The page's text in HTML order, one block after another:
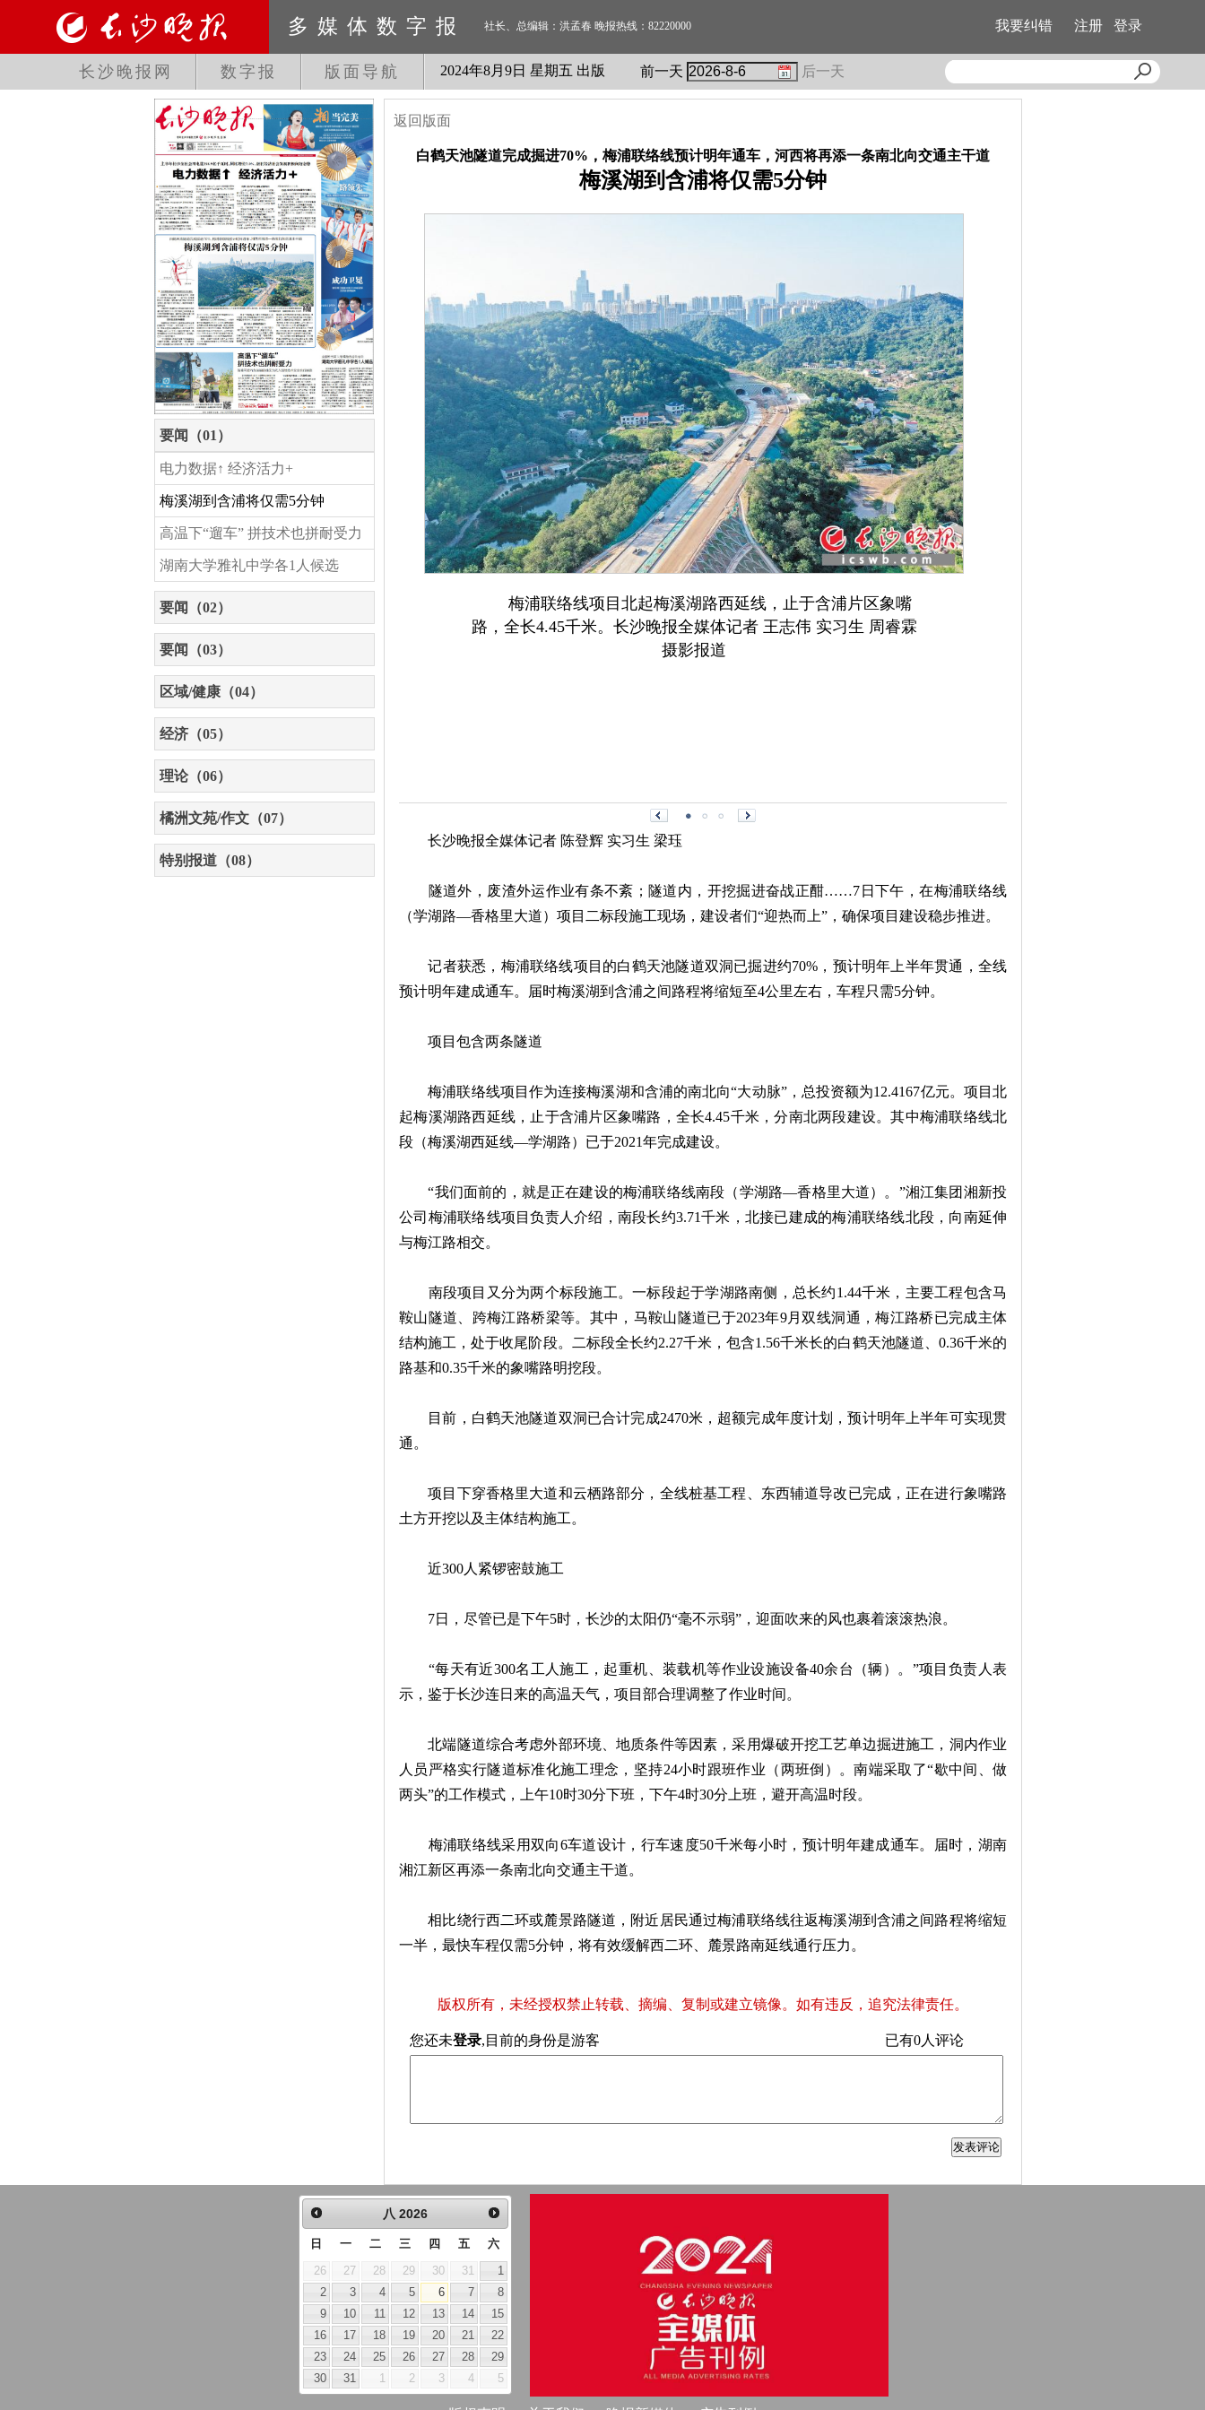
多媒体数字报 社长、总编辑：洪孟春 晚报热线：82220000 我要纠错 注册 登录
长沙晚报网 数字报 版面导航 2024年8月 9日 星期五 出版 前一天 后一天
要闻（01）
电力数据↑ 经济活力+
梅溪湖到含浦将仅需5分钟
高温下“遛车” 拼技术也拼耐受力
湖南大学雅礼中学各1人候选
要闻（02）
要闻（03）
区域/健康（04）
经济（05）
理论（06）
橘洲文苑/作文（07）
特别报道（08）
返回版面
白鹤天池隧道完成掘进70%，梅浦联络线预计明年通车，河西将再添一条南北向交通主干道
梅溪湖到含浦将仅需5分钟
梅浦联络线项目北起梅溪湖路西延线，止于含浦片区象嘴
路，全长4.45千米。长沙晚报全媒体记者 王志伟 实习生 周睿霖
摄影报道
长沙晚报全媒体记者 陈登辉 实习生 梁珏
隧道外，废渣外运作业有条不紊；隧道内，开挖掘进奋战正酣……7日下午，在梅浦联络线
（学湖路—香格里大道）项目二标段施工现场，建设者们“迎热而上”，确保项目建设稳步推进。
记者获悉，梅浦联络线项目的白鹤天池隧道双洞已掘进约70%，预计明年上半年贯通，全线
预计明年建成通车。届时梅溪湖到含浦之间路程将缩短至4公里左右，车程只需5分钟。
项目包含两条隧道
梅浦联络线项目作为连接梅溪湖和含浦的南北向“大动脉”，总投资额为12.4167亿元。项目北
起梅溪湖路西延线，止于含浦片区象嘴路，全长4.45千米，分南北两段建设。其中梅浦联络线北
段（梅溪湖西延线—学湖路）已于2021年完成建设。
“我们面前的，就是正在建设的梅浦联络线南段（学湖路—香格里大道）。”湘江集团湘新投
公司梅浦联络线项目负责人介绍，南段长约3.71千米，北接已建成的梅浦联络线北段，向南延伸
与梅江路相交。
南段项目又分为两个标段施工。一标段起于学湖路南侧，总长约1.44千米，主要工程包含马
鞍山隧道、跨梅江路桥梁等。其中，马鞍山隧道已于2023年9月双线洞通，梅江路桥已完成主体
结构施工，处于收尾阶段。二标段全长约2.27千米，包含1.56千米长的白鹤天池隧道、0.36千米的
路基和0.35千米的象嘴路明挖段。
目前，白鹤天池隧道双洞已合计完成2470米，超额完成年度计划，预计明年上半年可实现贯
通。
项目下穿香格里大道和云栖路部分，全线桩基工程、东西辅道导改已完成，正在进行象嘴路
土方开挖以及主体结构施工。
近300人紧锣密鼓施工
7日，尽管已是下午5时，长沙的太阳仍“毫不示弱”，迎面吹来的风也裹着滚滚热浪。
“每天有近300名工人施工，起重机、装载机等作业设施设备40余台（辆）。”项目负责人表
示，鉴于长沙连日来的高温天气，项目部合理调整了作业时间。
北端隧道综合考虑外部环境、地质条件等因素，采用爆破开挖工艺单边掘进施工，洞内作业
人员严格实行隧道标准化施工理念，坚持24小时跟班作业（两班倒）。南端采取了“歇中间、做
两头”的工作模式，上午10时30分下班，下午4时30分上班，避开高温时段。
梅浦联络线采用双向6车道设计，行车速度50千米每小时，预计明年建成通车。届时，湖南
湘江新区再添一条南北向交通主干道。
相比绕行西二环或麓景路隧道，附近居民通过梅浦联络线往返梅溪湖到含浦之间路程将缩短
一半，最快车程仅需5分钟，将有效缓解西二环、麓景路南延线通行压力。
版权所有，未经授权禁止转载、摘编、复制或建立镜像。如有违反，追究法律责任。
您还未登录,目前的身份是游客 已有0人评论
八 2026
日 一 二 三 四 五 六
26 27 28 29 30 31
1
2
3 4 5 6 7
8
9
10 11 12 13 14
15
16
17 18 19 20 21
22
23
24 25 26 27 28
29
30
31 1 2 3 4 5